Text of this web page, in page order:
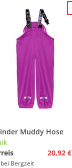
Muddy Hose
20,92 €
Bergzeit